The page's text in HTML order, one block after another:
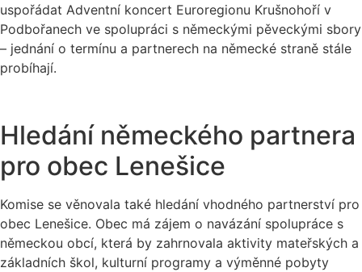
uspořádat Adventní koncert Euroregionu Krušnohoří v
Podbořanech ve spolupráci s německými pěveckými sbory
– jednání o termínu a partnerech na německé straně stále
probíhají.
Hledání německého partnera
pro obec Lenešice
Komise se věnovala také hledání vhodného partnerství pro
obec Lenešice. Obec má zájem o navázání spolupráce s
německou obcí, která by zahrnovala aktivity mateřských a
základních škol, kulturní programy a výměnné pobyty